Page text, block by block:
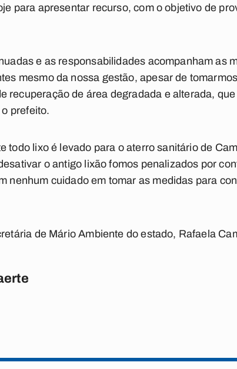
para apresentar recurso, com o objetivo de
e as responsabilidades acompanham as
mesmo da nossa gestão, apesar de
recuperação de área degradada e alterada,
prefeito.
todo lixo é levado para o aterro sanitário de
o antigo lixão fomos penalizados por
nenhum cuidado em tomar as medidas para
de Mário Ambiente do estado, Rafaela